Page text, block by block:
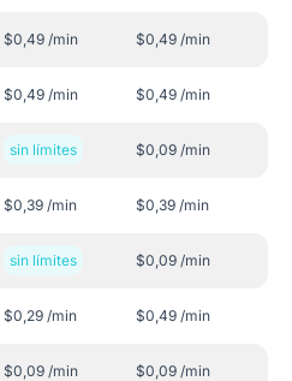
$0,49 /min $0,49 /min
$0,49 /min $0,49 /min
sin límites $0,09 /min
$0,39 /min $0,39 /min
sin límites $0,09 /min
$0,29 /min $0,49 /min
$0,09 /min $0,09 /min